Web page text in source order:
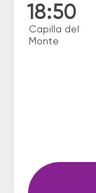
18:50
Capilla del
Monte